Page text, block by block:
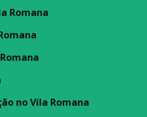
Romana
no Vila Romana